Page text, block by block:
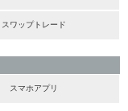
スワップトレード
スマホアプリ